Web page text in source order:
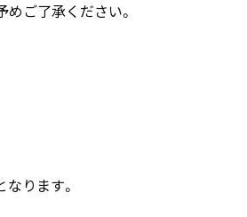
ご了承ください。
ります。